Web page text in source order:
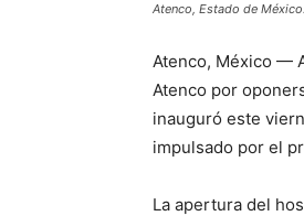
Atenco, Estado de
Atenco, México —
Atenco por
inauguró este
impulsado por el
La apertura del